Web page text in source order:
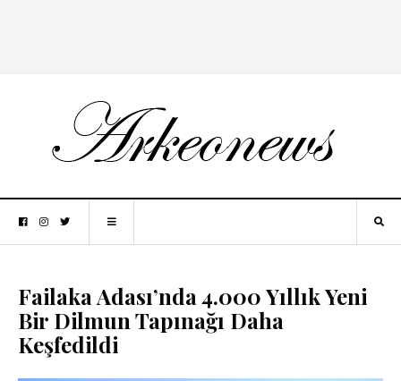
Failaka Adası’nda 4.000 Yıllık Yeni
Bir Dilmun Tapınağı Daha
Keşfedildi